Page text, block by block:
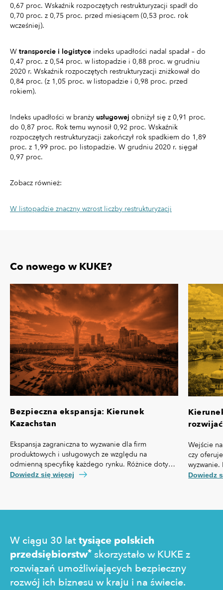
0,67 proc. Wskaźnik rozpoczętych restrukturyzacji spadł do
0,70 proc. z 0,75 proc. przed miesiącem (0,53 proc. rok
wcześniej).
W transporcie i logistyce indeks upadłości nadal spadał – do
0,47 proc. z 0,54 proc. w listopadzie i 0,88 proc. w grudniu
2020 r. Wskaźnik rozpoczętych restrukturyzacji zniżkował do
0,84 proc. (z 1,05 proc. w listopadzie i 0,98 proc. przed
rokiem).
Indeks upadłości w branży usługowej obniżył się z 0,91 proc.
do 0,87 proc. Rok temu wynosił 0,92 proc. Wskaźnik
rozpoczętych restrukturyzacji zakończył rok spadkiem do 1,89
proc. z 1,99 proc. po listopadzie. W grudniu 2020 r. sięgał
0,97 proc.
Zobacz również:
W listopadzie znaczny wzrost liczby restrukturyzacji
Co nowego w KUKE?
Bezpieczna ekspansja: Kierunek
Kazachstan
Ekspansja zagraniczna to wyzwanie dla firm
produktowych i usługowych ze względu na
odmienną specyfikę każdego rynku. Różnice dotyczą
nie tylko przepisów prawa czy technologii, ale też,
Dowiedz się więcej
Wejście
czy
własną
Dowiedz
W ciągu 30 lattysiące polskich
przedsiębiorstw* skorzystało w KUKE z
rozwiązań umożliwiających bezpieczny
rozwój ich biznesu w kraju i na świecie.